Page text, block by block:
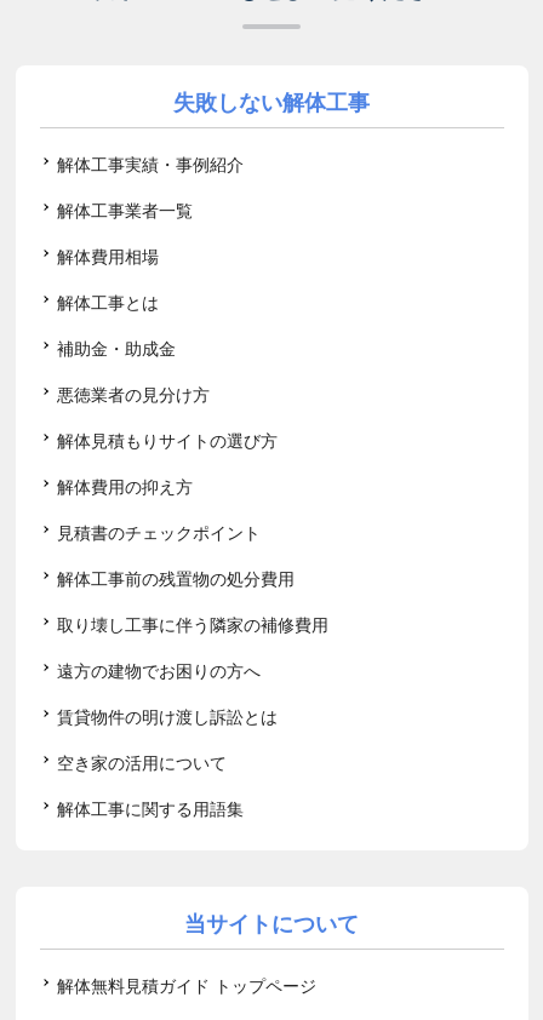
失敗しない解体工事
解体工事実績・事例紹介
解体工事業者一覧
解体費用相場
解体工事とは
補助金・助成金
悪徳業者の見分け方
解体見積もりサイトの選び方
解体費用の抑え方
見積書のチェックポイント
解体工事前の残置物の処分費用
取り壊し工事に伴う隣家の補修費用
遠方の建物でお困りの方へ
賃貸物件の明け渡し訴訟とは
空き家の活用について
解体工事に関する用語集
当サイトについて
解体無料見積ガイド トップページ